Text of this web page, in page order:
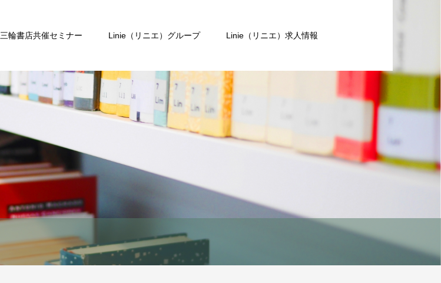
三輪書店共催セミナー Linie（リニエ）グループ Linie（リニエ）求人情報